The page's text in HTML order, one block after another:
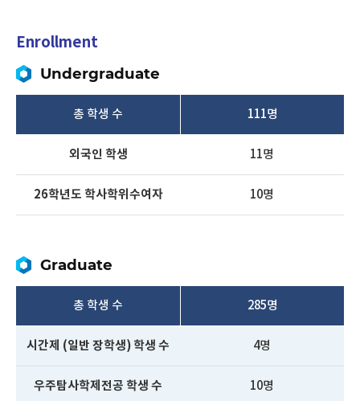
Enrollment
Undergraduate
총 학생 수 111명
외국인 학생 11명
26학년도 학사학위수여자 10명
Graduate
총 학생 수 285명
시간제 (일반 장학생) 학생 수 4명
우주탐사학제전공 학생 수 10명